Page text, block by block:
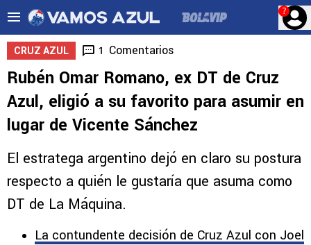
?
CRUZ AZUL 1 Comentarios
Rubén Omar Romano, ex DT de Cruz
Azul, eligió a su favorito para asumir en
lugar de Vicente Sánchez
El estratega argentino dejó en claro su postura
respecto a quién le gustaría que asuma como
DT de La Máquina.
La contundente decisión de Cruz Azul con Joel